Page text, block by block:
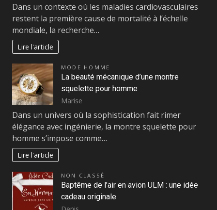
Dans un contexte où les maladies cardiovasculaires
restent la première cause de mortalité à l’échelle
mondiale, la recherche…
Lire l'article
MODE HOMME
La beauté mécanique d’une montre
squelette pour homme
Marise
Dans un univers où la sophistication fait rimer
élégance avec ingénierie, la montre squelette pour
homme s’impose comme…
Lire l'article
NON CLASSÉ
Baptême de l’air en avion ULM : une idée
cadeau originale